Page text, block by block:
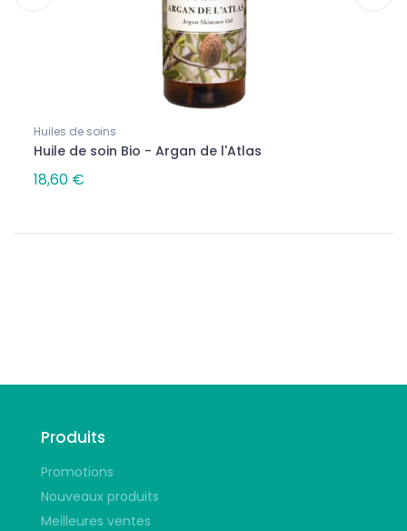
Huiles de soins
Huile de soin Bio - Argan de l'Atlas
18,60 €
Produits
Promotions
Nouveaux produits
Meilleures ventes